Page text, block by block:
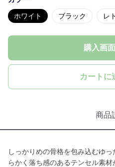
ホワイト ブラック レ
購入画
カートに
商品
しっかりめの骨格を包み込むゆ
らかく落ち感のあるテンセル素